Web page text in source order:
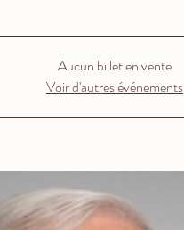
Aucun billet en vente
Voir d'autres événements